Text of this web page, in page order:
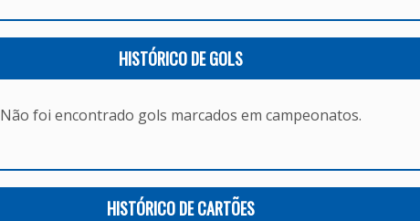
HISTÓRICO DE GOLS
Não foi encontrado gols marcados em campeonatos.
HISTÓRICO DE CARTÕES